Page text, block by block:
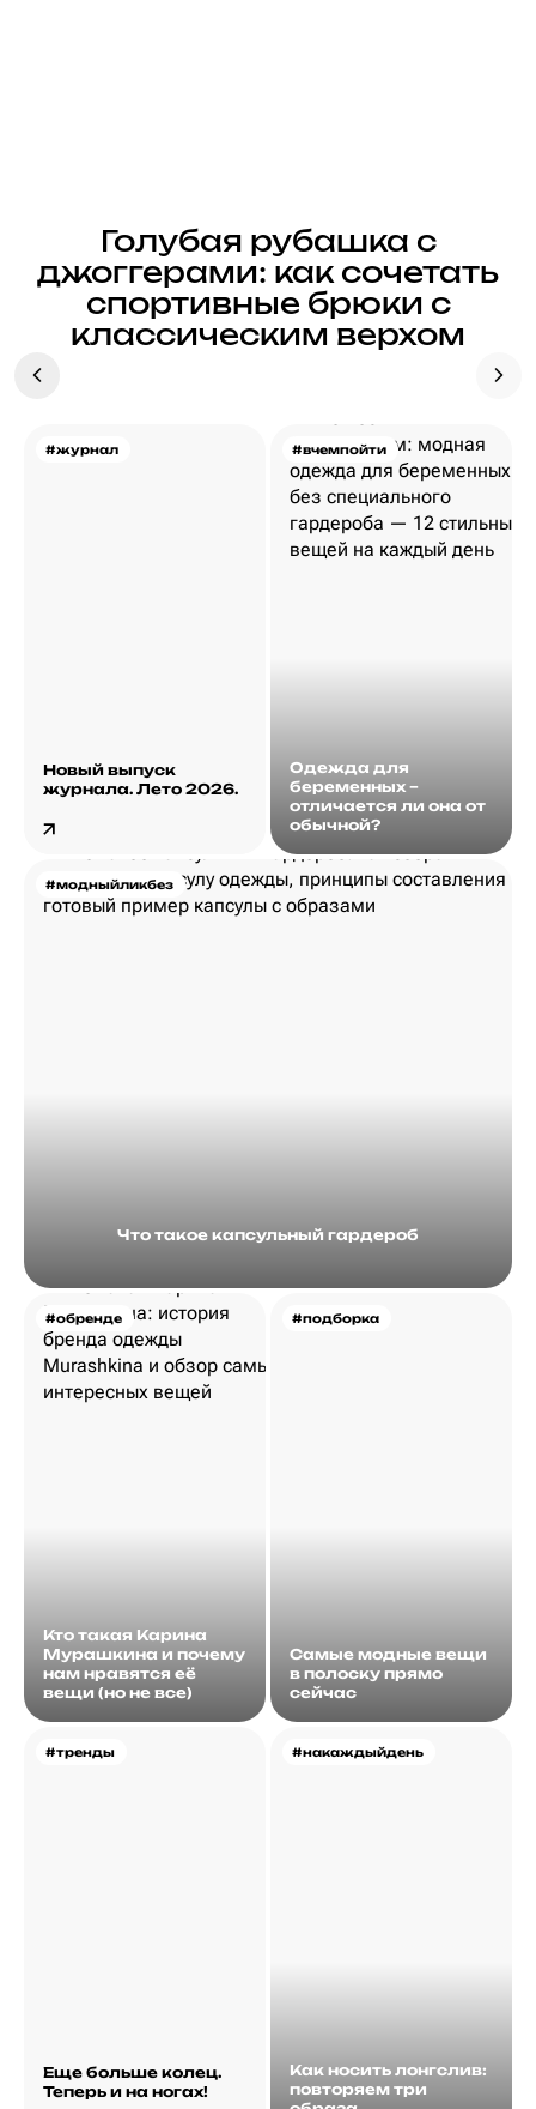
Голубая рубашка с
джоггерами: как сочетать
спортивные брюки с
классическим верхом
#журнал
Новый выпуск
журнала. Лето 2026.
#вчемпойти
Одежда для
беременных –
отличается ли она от
обычной?
#модныйликбез
Что такое капсульный гардероб
#обренде
Кто такая Карина
Мурашкина и почему
нам нравятся её
вещи (но не все)
#подборка
Самые модные вещи
в полоску прямо
сейчас
#тренды
Еще больше колец.
Теперь и на ногах!
#накаждыйдень
Как носить лонгслив:
повторяем три